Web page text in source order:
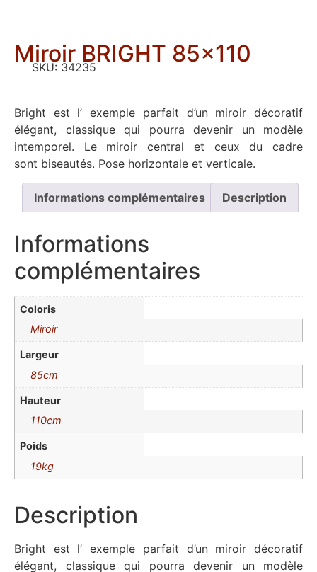
Miroir BRIGHT 85×110
SKU: 34235
Bright est l’ exemple parfait d’un miroir décoratif
élégant, classique qui pourra devenir un modèle
intemporel. Le miroir central et ceux du cadre
sont biseautés. Pose horizontale et verticale.
Informations complémentaires Description
Informations
complémentaires
Coloris
Miroir
Largeur
85cm
Hauteur
110cm
Poids
19kg
Description
Bright est l’ exemple parfait d’un miroir décoratif
élégant, classique qui pourra devenir un modèle